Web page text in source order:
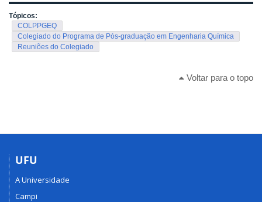
Tópicos:
COLPPGEQ
Colegiado do Programa de Pós-graduação em Engenharia Química
Reuniões do Colegiado
Voltar para o topo
UFU
A Universidade
Campi